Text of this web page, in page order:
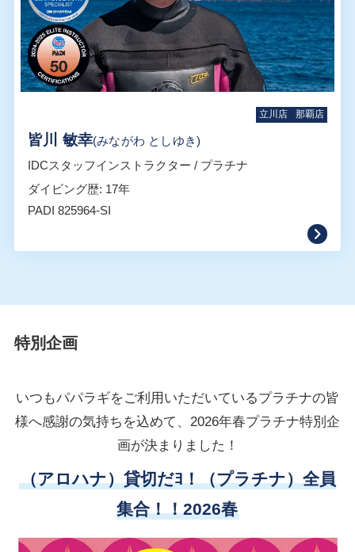
立川店 那覇店
皆川 敏幸(みながわ としゆき)
IDCスタッフインストラクター / プラチナ
ダイビング歴: 17年
PADI 825964-SI
特別企画
いつもパパラギをご利用いただいているプラチナの皆
様へ感謝の気持ちを込めて、2026年春プラチナ特別企
画が決まりました！
（アロハナ）貸切だﾖ！（プラチナ）全員
集合！！2026春